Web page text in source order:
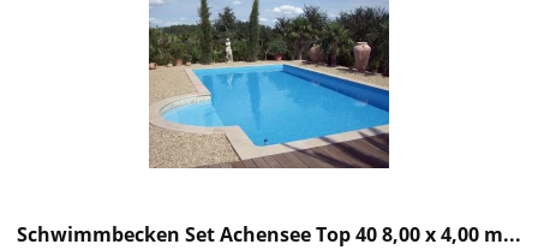
Schwimmbecken Set Achensee Top 40 8,00 x 4,00 m...